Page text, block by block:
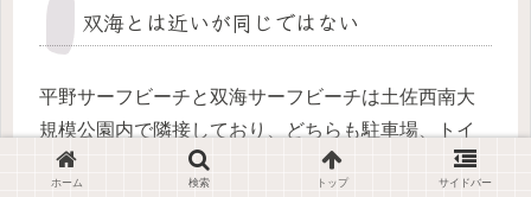
双海とは近いが同じではない
平野サーフビーチと双海サーフビーチは土佐西南大
規模公園内で隣接しており、どちらも駐車場、トイ
レ、シャワーが使いやすい点では共通しています
ホーム 検索 トップ サイドバー